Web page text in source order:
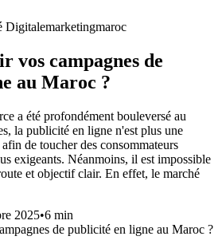
Digitalemarketingmaroc
vos campagnes de
au Maroc ?
a été profondément bouleversé au
la publicité en ligne n'est plus une
de toucher des consommateurs
exigeants. Néanmoins, il est impossible
et objectif clair. En effet, le marché
2025•6 min